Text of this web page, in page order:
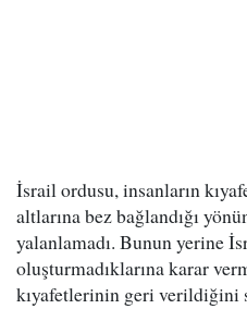
İsrail ordusu, insanların
altlarına bez bağlandığı
yalanlamadı. Bunun yerine
oluşturmadıklarına karar
kıyafetlerinin geri verildiğini